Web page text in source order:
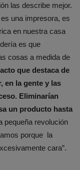
las describe mejor.
una impresora, es
en nuestra casa
es que
cosas a medida de
que destaca de
en la gente y las
Eliminarían
un producto hasta
pequeña revolución
porque la
cara”.